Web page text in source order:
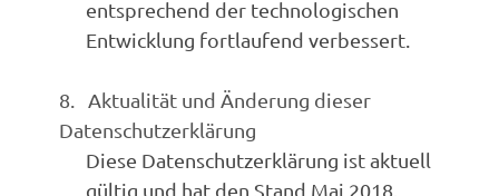
entsprechend der technologischen
Entwicklung fortlaufend verbessert.
8. Aktualität und Änderung dieser
Datenschutzerklärung
Diese Datenschutzerklärung ist aktuell
gültig und hat den Stand Mai 2018.